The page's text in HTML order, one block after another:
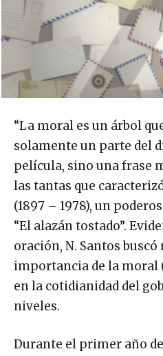
“La moral es un árbol
solamente un parte del
película, sino una frase
las tantas que
(1897 – 1978), un
“El alazán tostado”.
oración, N. Santos
importancia de la moral
en la cotidianidad del
niveles.
Durante el primer año